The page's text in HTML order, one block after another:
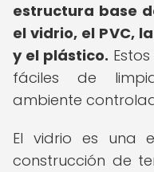
estructura base
el vidrio, el PVC,
y el plástico.
fáciles de
ambiente
El vidrio es una
construcción de